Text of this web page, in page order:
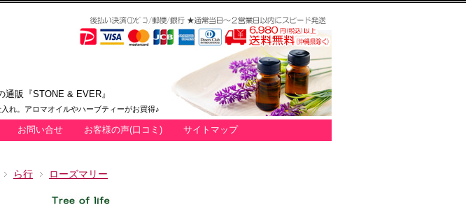
通販『STONE & EVER』
れ。アロマオイルやハーブティーがお買得♪
お問い合せ お客様の声(口コミ) サイトマップ
ら行 ローズマリー